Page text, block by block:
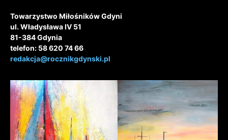
Towarzystwo Miłośników Gdyni
ul. Władysława IV 51
81-384 Gdynia
telefon: 58 620 74 66
redakcja@rocznikgdynski.pl